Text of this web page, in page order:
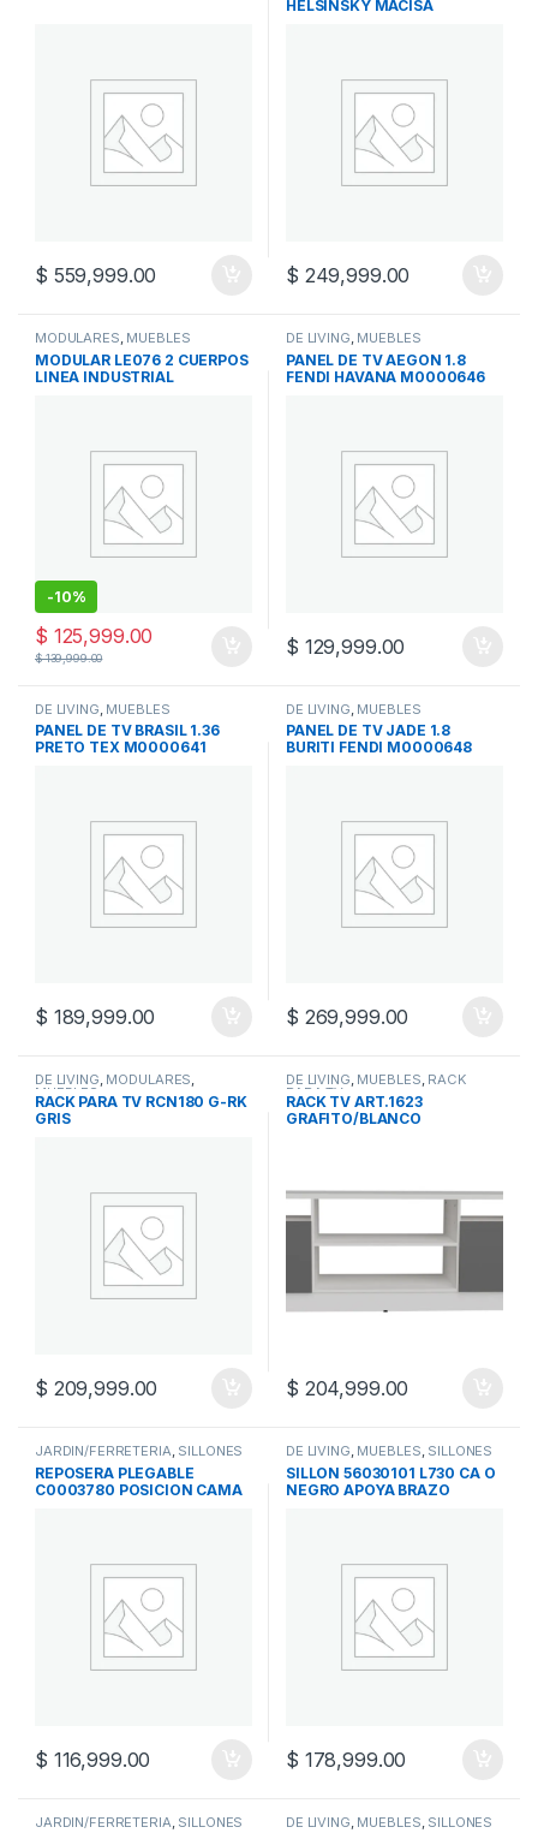
$ 559,999.00
HELSINSKY MACISA
$ 249,999.00
MODULARES, MUEBLES
MODULAR LE076 2 CUERPOS
LINEA INDUSTRIAL
-10%
$ 125,999.00
$139,999.00
DE LIVING, MUEBLES
PANEL DE TV AEGON 1.8
FENDI HAVANA M0000646
$ 129,999.00
DE LIVING MUEBLES
PANEL DE TV BRASIL 1.36
PRETO TEX M0000641
$ 189,999.00
DE LIVING MUEBLES
PANEL DE TV JADE 1.8
BURITI FENDI M0000648
$ 269,999.00
DE LIVING, MODULARES,
MUEBLES
RACK PARA TV RCN180 G-RK
GRIS
$ 209,999.00
DE LIVING, MUEBLES, RACK
PARA TV
RACK TV ART.1623
GRAFITO/BLANCO
$ 204,999.00
JARDIN/FERRETERIA, SILLONES
REPOSERA PLEGABLE
C0003780 POSICION CAMA
$ 116,999.00
DE LIVING, MUEBLES, SILLONES
SILLON 56030101 L730 CA O
NEGRO APOYA BRAZO
$ 178,999.00
JARDIN/FERRETERIA, SILLONES DE LIVING, MUEBLES, SILLONES